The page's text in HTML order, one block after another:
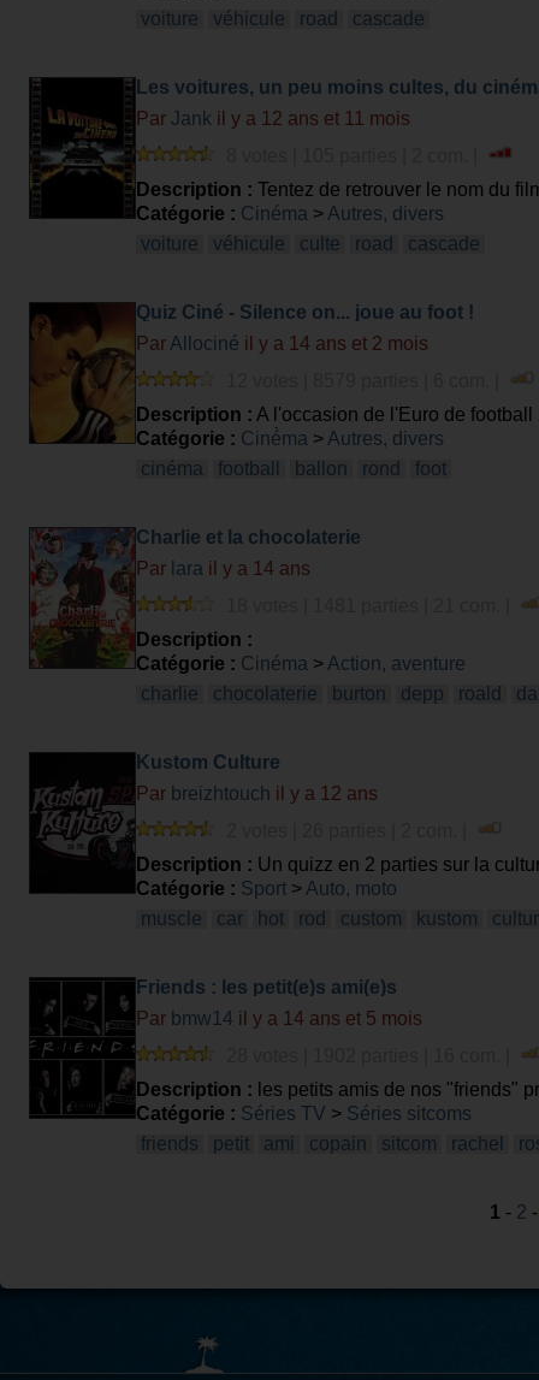
voiture
véhicule road cascade
Les voitures, un peu moins cultes, du
Par Jank il y a 12 ans et 11 mois
Description : Tentez de retrouver le nom du
Catégorie : Cinéma > Autres, divers
voiture
véhicule culte road cascade
Quiz Ciné - Silence on... joue au foot !
Par Allociné il y a 14 ans et 2 mois
Description : A l'occasion de l'Euro de
questions... forcément !
Catégorie : Cinéma > Autres, divers
cinéma
football ballon rond foot
Charlie et la chocolaterie
Par lara il y a 14 ans
Description :
Catégorie : Cinéma > Action, aventure
charlie
chocolaterie burton depp roald
Kustom Culture
Par breizhtouch il y a 12 ans
Description : Un quizz en 2 parties sur la
kustom
Catégorie : Sport > Auto, moto
muscle
car hot rod custom kustom
Friends : les petit(e)s ami(e)s
Par bmw14 il y a 14 ans et 5 mois
Description : les petits amis de nos "friends"
Catégorie : Séries TV > Séries sitcoms
friends
petit ami copain sitcom rachel
1 - 2